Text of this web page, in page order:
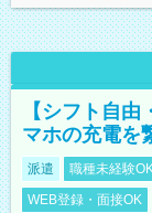
【シフト自
マホの充電を
派遣 職種未経験
WEB登録・面接OK